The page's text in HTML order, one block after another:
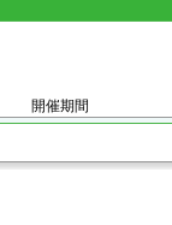
開催期間